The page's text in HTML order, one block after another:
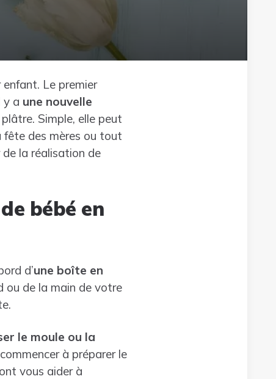
Le premier
y a une nouvelle
Simple, elle peut
fête des mères ou tout
de la réalisation de
bébé en
d’une boîte en
ou de la main de votre
le moule ou la
à préparer le
vous aider à